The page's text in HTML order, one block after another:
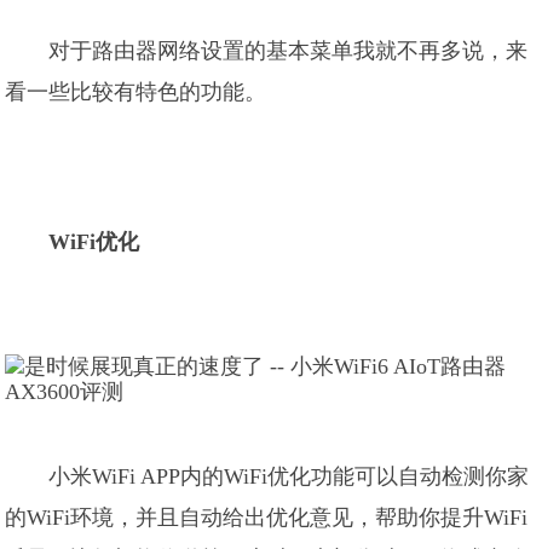
对于路由器网络设置的基本菜单我就不再多说，来
看一些比较有特色的功能。
WiFi优化
小米WiFi APP内的WiFi优化功能可以自动检测你家
的WiFi环境，并且自动给出优化意见，帮助你提升WiFi